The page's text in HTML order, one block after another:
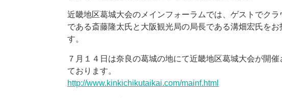
近畿地区葛城大会のメインフォーラムでは、ゲストでク
である斎藤隆太氏と大阪観光局の局長である溝畑宏氏を
す。
７月１４日は奈良の葛城の地にて近畿地区葛城大会が開
ております。
http://www.kinkichikutaikai.com/mainf.html